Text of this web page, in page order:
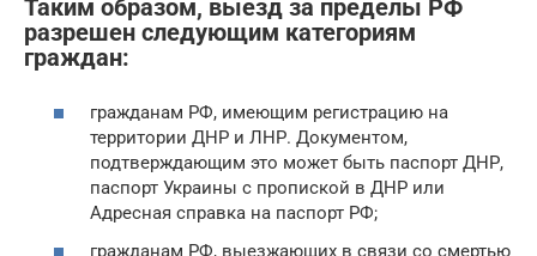
Таким образом, выезд за пределы РФ
разрешен следующим категориям
граждан:
гражданам РФ, имеющим регистрацию на
территории ДНР и ЛНР. Документом,
подтверждающим это может быть паспорт ДНР,
паспорт Украины с пропиской в ДНР или
Адресная справка на паспорт РФ;
гражданам РФ, выезжающих в связи со смертью